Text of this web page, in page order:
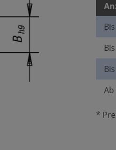
Bis
Bis
Bis
Ab
*